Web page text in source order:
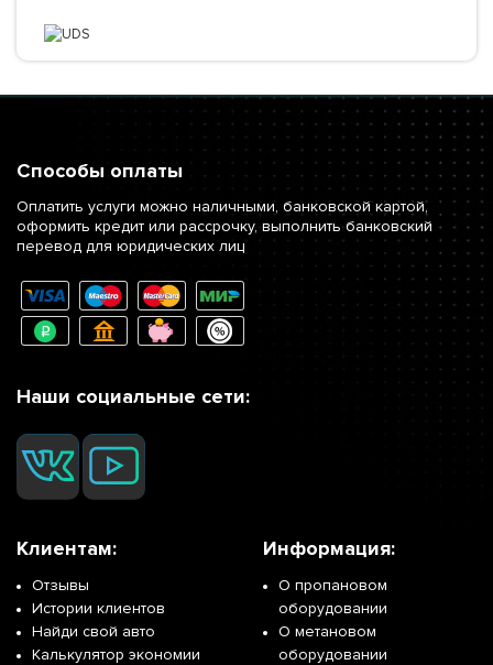
Способы оплаты
Оплатить услуги можно наличными, банковской картой,
оформить кредит или рассрочку, выполнить банковский
перевод для юридических лиц
Наши социальные сети:
Клиентам:
Отзывы
Истории клиентов
Найди свой авто
Калькулятор экономии
Информация:
О пропановом
оборудовании
О метановом
оборудовании